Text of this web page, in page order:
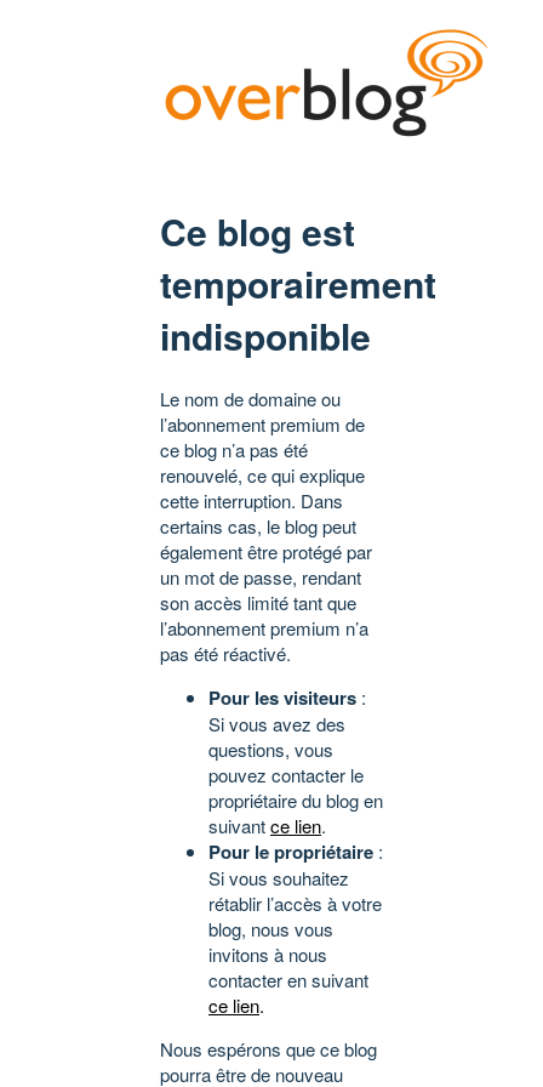
Ce blog est
temporairement
indisponible
Le nom de domaine ou
l’abonnement premium de
ce blog n’a pas été
renouvelé, ce qui explique
cette interruption. Dans
certains cas, le blog peut
également être protégé par
un mot de passe, rendant
son accès limité tant que
l’abonnement premium n’a
pas été réactivé.
Pour les visiteurs :
Si vous avez des
questions, vous
pouvez contacter le
propriétaire du blog en
suivantce lien.
Pour le propriétaire :
Si vous souhaitez
rétablir l’accès à votre
blog, nous vous
invitons à nous
contacter en suivant
ce lien.
Nous espérons que ce blog
pourra être de nouveau